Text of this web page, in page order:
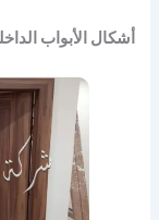
أشكال الأبواب